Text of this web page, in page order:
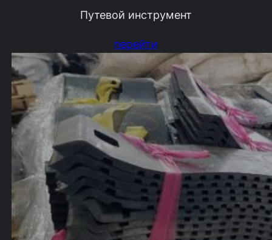
Путевой инструмент
перейти